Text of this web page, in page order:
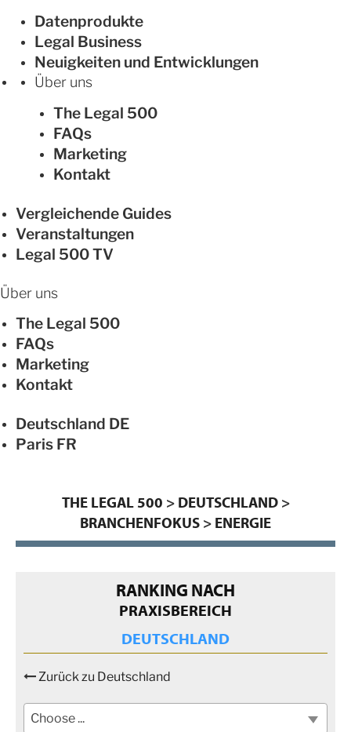
Datenprodukte
Legal Business
Neuigkeiten und Entwicklungen
Über uns
The Legal 500
FAQs
Marketing
Kontakt
Vergleichende Guides
Veranstaltungen
Legal 500 TV
Über uns
The Legal 500
FAQs
Marketing
Kontakt
Deutschland DE
Paris FR
THE LEGAL 500 > DEUTSCHLAND >
BRANCHENFOKUS > ENERGIE
RANKING NACH
PRAXISBEREICH
DEUTSCHLAND
Zurück zu Deutschland
Choose ...